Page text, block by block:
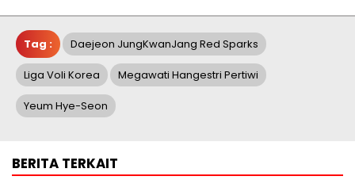
Tag : Daejeon JungKwanJang Red Sparks
Liga Voli Korea Megawati Hangestri Pertiwi
Yeum Hye-Seon
BERITA TERKAIT